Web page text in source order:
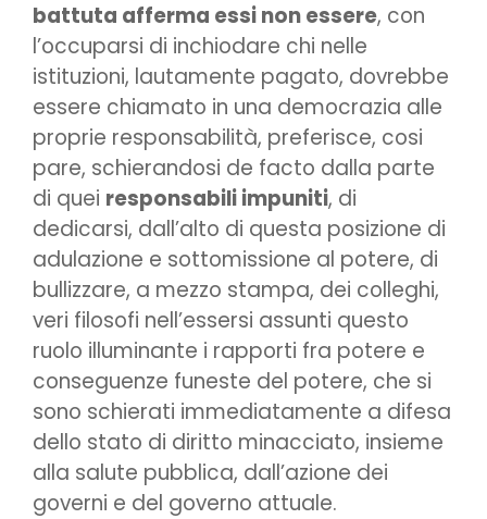
battuta afferma essi non essere, con
l’occuparsi di inchiodare chi nelle
istituzioni, lautamente pagato, dovrebbe
essere chiamato in una democrazia alle
proprie responsabilità, preferisce, cosi
pare, schierandosi de facto dalla parte
di quei responsabili impuniti, di
dedicarsi, dall’alto di questa posizione di
adulazione e sottomissione al potere, di
bullizzare, a mezzo stampa, dei colleghi,
veri filosofi nell’essersi assunti questo
ruolo illuminante i rapporti fra potere e
conseguenze funeste del potere, che si
sono schierati immediatamente a difesa
dello stato di diritto minacciato, insieme
alla salute pubblica, dall’azione dei
governi e del governo attuale.